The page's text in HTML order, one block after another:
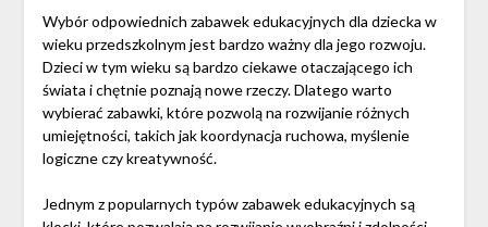
Wybór odpowiednich zabawek edukacyjnych dla dziecka w
wieku przedszkolnym jest bardzo ważny dla jego rozwoju.
Dzieci w tym wieku są bardzo ciekawe otaczającego ich
świata i chętnie poznają nowe rzeczy. Dlatego warto
wybierać zabawki, które pozwolą na rozwijanie różnych
umiejętności, takich jak koordynacja ruchowa, myślenie
logiczne czy kreatywność.
Jednym z popularnych typów zabawek edukacyjnych są